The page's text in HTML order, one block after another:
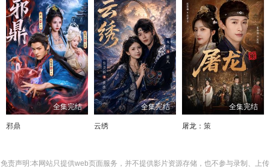
全集完结
邪鼎
全集完结
云绣
全集完结
屠龙：策
免责声明:本网站只提供web页面服务，并不提供影片资源存储，也不参与录制、上传